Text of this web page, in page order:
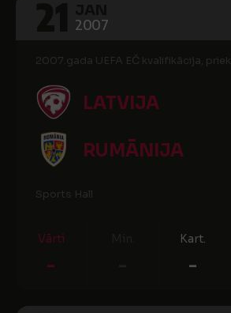
2007
2007.gada UEFA EČ kvalifikācija,
LATVIJA
RUMĀNIJA
Sports Hall
Vārti
-
Kart.
-